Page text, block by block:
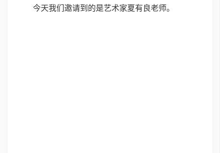
今天我们邀请到的是艺术家夏有良老师。